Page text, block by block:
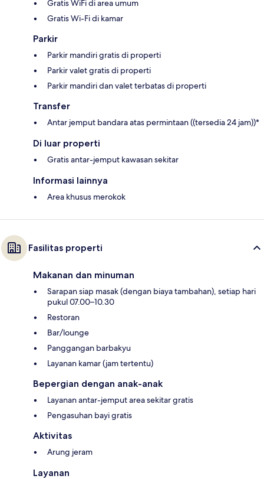
Gratis WiFi di area umum
Gratis Wi-Fi di kamar
Parkir
Parkir mandiri gratis di properti
Parkir valet gratis di properti
Parkir mandiri dan valet terbatas di properti
Transfer
Antar jemput bandara atas permintaan ((tersedia 24 jam))*
Di luar properti
Gratis antar-jemput kawasan sekitar
Informasi lainnya
Area khusus merokok
Fasilitas properti
Makanan dan minuman
Sarapan siap masak (dengan biaya tambahan), setiap hari
pukul 07.00–10.30
Restoran
Bar/lounge
Panggangan barbakyu
Layanan kamar (jam tertentu)
Bepergian dengan anak-anak
Layanan antar-jemput area sekitar gratis
Pengasuhan bayi gratis
Aktivitas
Arung jeram
Layanan